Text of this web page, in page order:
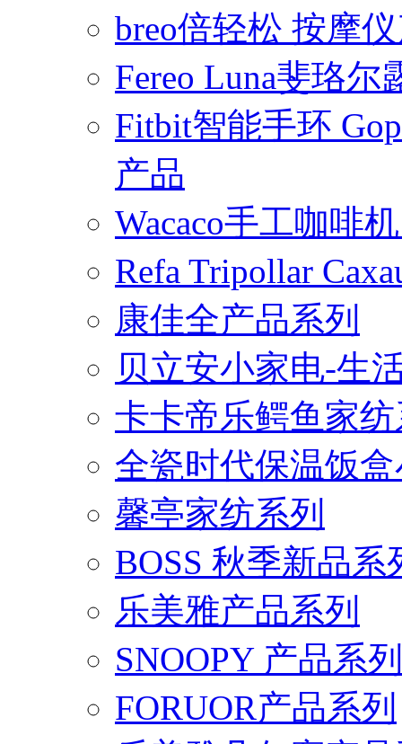
breo倍轻松 按摩
Fereo Luna斐珞
Fitbit智能手环
产品
Wacaco手工咖啡
Refa Tripollar
康佳全产品系列
贝立安小家电-生
卡卡帝乐鳄鱼家
全瓷时代保温饭
馨亭家纺系列
BOSS 秋季新品系
乐美雅产品系列
SNOOPY 产品系列
FORUOR产品系列